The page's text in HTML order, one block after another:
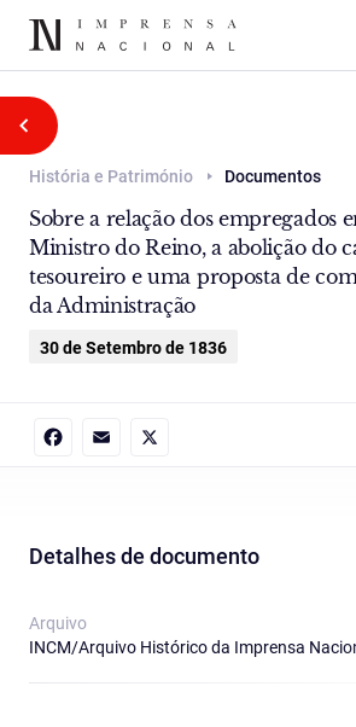
História e Património Documentos
Sobre a relação dos empregados
Ministro do Reino, a abolição do
tesoureiro e uma proposta de
da Administração
30 de Setembro de 1836
Detalhes de documento
Arquivo
INCM/Arquivo Histórico da Imprensa